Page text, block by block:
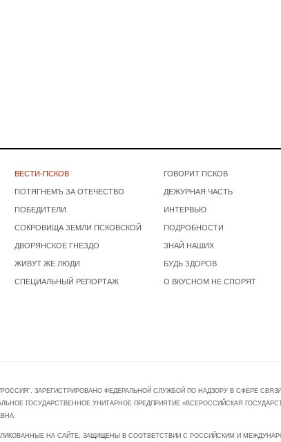
ВЕСТИ-ПСКОВ
ПОТЯГНЕМЪ ЗА ОТЕЧЕСТВО
ПОБЕДИТЕЛИ
СОКРОВИЩА ЗЕМЛИ ПСКОВСКОЙ
ДВОРЯНСКОЕ ГНЕЗДО
ЖИВУТ ЖЕ ЛЮДИ
СПЕЦИАЛЬНЫЙ РЕПОРТАЖ
ГОВОРИТ ПСКОВ
ДЕЖУРНАЯ ЧАСТЬ
ИНТЕРВЬЮ
ПОДРОБНОСТИ
ЗНАЙ НАШИХ
БУДЬ ЗДОРОВ
О ВКУСНОМ НЕ СПОРЯТ
ЗАРЕГИСТРИРОВАНО ФЕДЕРАЛЬНОЙ СЛУЖБОЙ ПО НАДЗОРУ В СФЕРЕ
ГОСУДАРСТВЕННОЕ УНИТАРНОЕ ПРЕДПРИЯТИЕ «ВСЕРОССИЙСКАЯ
НА САЙТЕ, ЗАЩИЩЕНЫ В СООТВЕТСТВИИ С РОССИЙСКИМ И